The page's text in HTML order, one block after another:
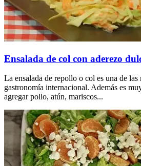
Ensalada de col con aderezo
La ensalada de repollo o col es una de las
gastronomía internacional. Además es
agregar pollo, atún, mariscos...